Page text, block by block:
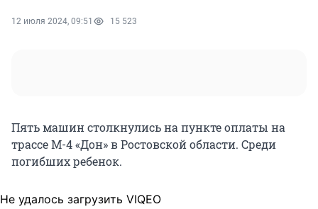
12 июля 2024, 09:51 15 523
Пять машин столкнулись на пункте оплаты на
трассе М-4 «Дон» в Ростовской области. Среди
погибших ребенок.
Не удалось загрузить VIQEO